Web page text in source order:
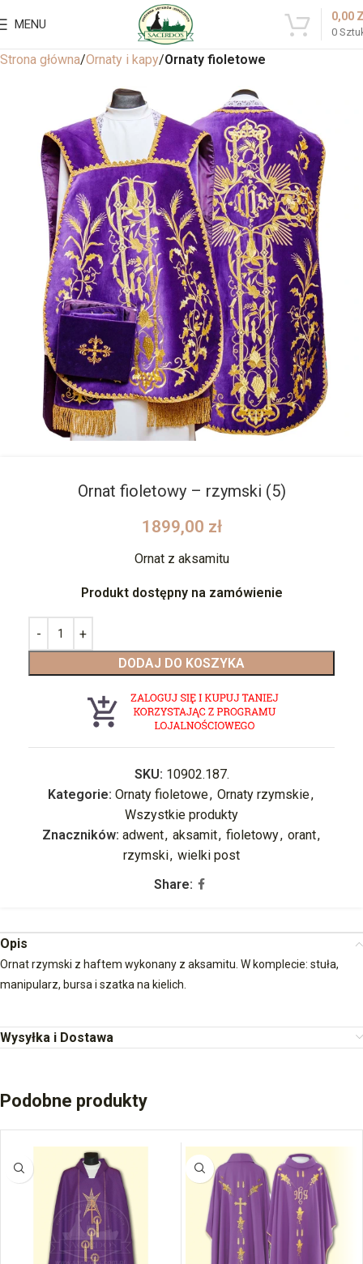
MENU
0
0,00
Strona główna Ornaty i kapy Ornaty fioletowe
Ornat fioletowy – rzymski (5)
1899,00 zł
Ornat z aksamitu
Produkt dostępny na zamówienie
DODAJ DO KOSZYKA
SKU: 10902.187.
Kategorie: Ornaty fioletowe, Ornaty rzymskie,
Wszystkie produkty
Znaczników: adwent, aksamit, fioletowy, orant,
rzymski, wielki post
Share:
Opis
Ornat rzymski z haftem wykonany z aksamitu. W komplecie: stuła,
manipularz, bursa i szatka na kielich.
Wysyłka i Dostawa
Podobne produkty